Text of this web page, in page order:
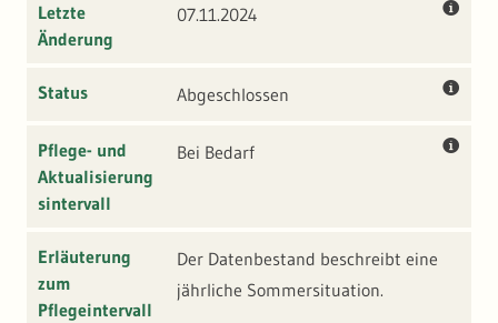
Letzte
Änderung
07.11.2024
Status Abgeschlossen
Pflege- und
Aktualisierung
sintervall
Bei Bedarf
Erläuterung
zum
Pflegeintervall
Der Datenbestand beschreibt eine
jährliche Sommersituation.